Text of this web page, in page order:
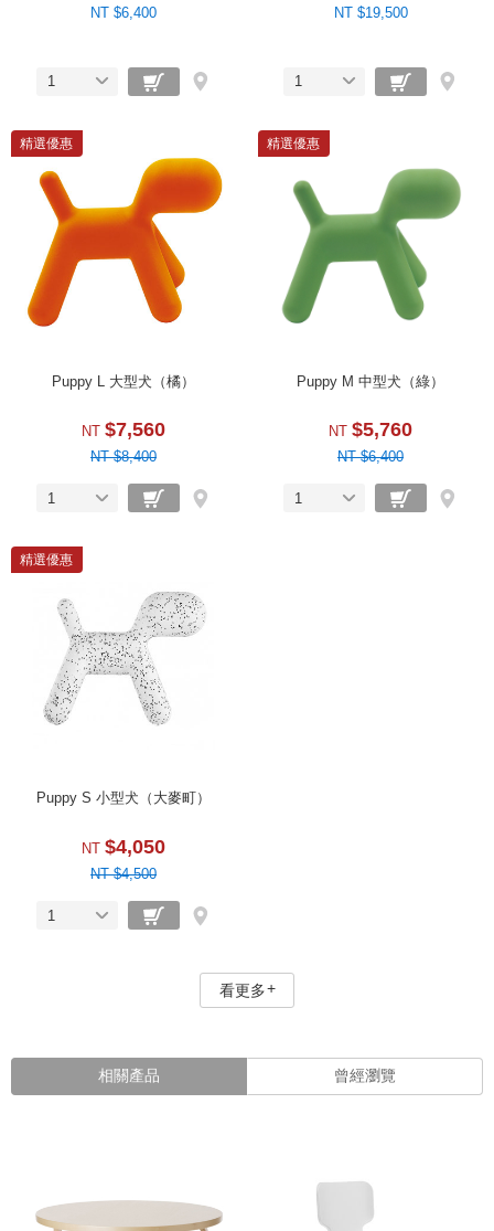
NT $6,400
1
NT $19,500
1
精選優惠
Puppy L 大型犬（橘）
NT $7,560
NT $8,400
1
精選優惠
Puppy M 中型犬（綠）
NT $5,760
NT $6,400
1
精選優惠
Puppy S 小型犬（大麥町）
NT $4,050
NT $4,500
1
看更多
相關產品 曾經瀏覽